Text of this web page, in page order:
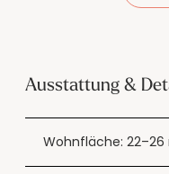
Ausstattung &
Wohnfläche: 22–26